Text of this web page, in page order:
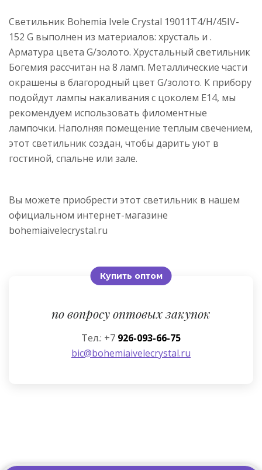
Светильник Bohemia Ivele Crystal 19011T4/H/45IV-
152 G выполнен из материалов: хрусталь и .
Арматура цвета G/золото. Хрустальный светильник
Богемия рассчитан на 8 ламп. Металлические части
окрашены в благородный цвет G/золото. К прибору
подойдут лампы накаливания с цоколем E14, мы
рекомендуем использовать филоментные
лампочки. Наполняя помещение теплым свечением,
этот светильник создан, чтобы дарить уют в
гостиной, спальне или зале.
Вы можете приобрести этот светильник в нашем
официальном интернет-магазине
bohemiaivelecrystal.ru
Купить оптом
по вопросу оптовых закупок
Тел.: +7 926-093-66-75
bic@bohemiaivelecrystal.ru